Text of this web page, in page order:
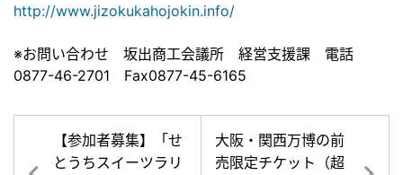
http://www.jizokukahojokin.info/
※お問い合わせ 坂出商工会議所 経営支援課 電話
0877-46-2701 Fax0877-45-6165
【参加者募集】「せ
とうちスイーツラリ
大阪・関西万博の前
売限定チケット（超